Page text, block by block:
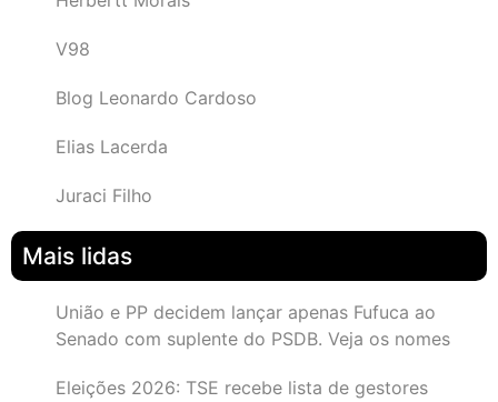
V98
Blog Leonardo Cardoso
Elias Lacerda
Juraci Filho
Mais lidas
União e PP decidem lançar apenas Fufuca ao
Senado com suplente do PSDB. Veja os nomes
Eleições 2026: TSE recebe lista de gestores